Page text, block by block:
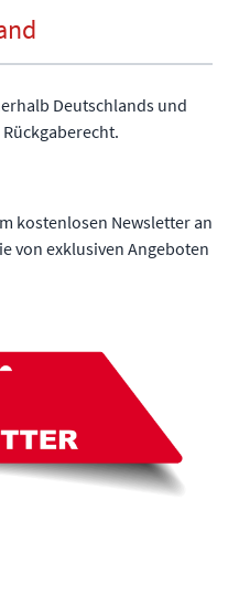
Deutschlands und
kostenlosen Newsletter an
von exklusiven Angeboten